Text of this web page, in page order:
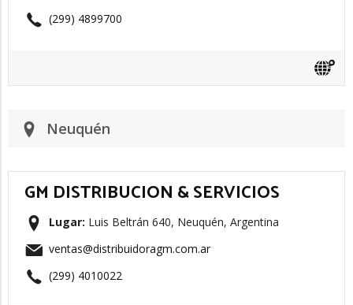
(299) 4899700
Neuquén
GM DISTRIBUCION & SERVICIOS
Lugar: Luis Beltrán 640, Neuquén, Argentina
ventas@distribuidoragm.com.ar
(299) 4010022